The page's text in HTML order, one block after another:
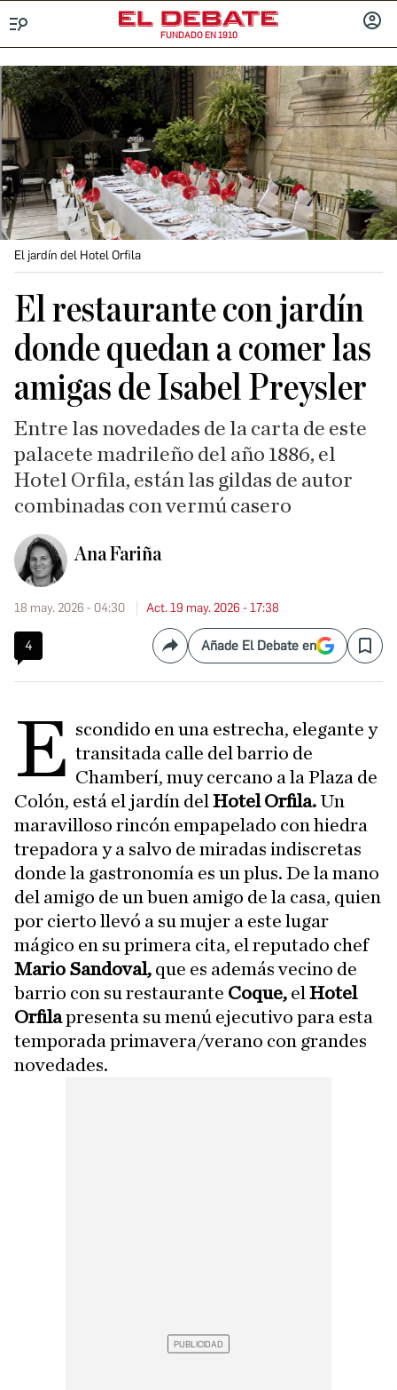
FUNDADO EN 1910
El jardín del Hotel Orfila
El restaurante con jardín
donde quedan a comer las
amigas de Isabel Preysler
Entre las novedades de la carta de este
palacete madrileño del año 1886, el
Hotel Orfila, están las gildas de autor
combinadas con vermú casero
Ana Fariña
18 may. 2026 - 04:30 Act. 19 may. 2026 - 17:38
4 CompartirAñade El Debate en Save
E scondido en una estrecha, elegante y
transitada calle del barrio de
Chamberí, muy cercano a la Plaza de
Colón, está el jardín del Hotel Orfila.Un
maravilloso rincón empapelado con hiedra
trepadora y a salvo de miradas indiscretas
donde la gastronomía es un plus. De la mano
del amigo de un buen amigo de la casa, quien
por cierto llevó a su mujer a este lugar
mágico en su primera cita, el reputado chef
Mario Sandoval, que es además vecino de
barrio con su restaurante Coque, el Hotel
Orfilapresenta su menú ejecutivo para esta
temporada primavera/verano con grandes
novedades.